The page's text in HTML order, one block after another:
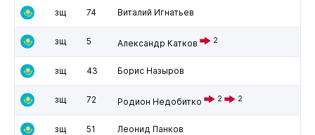
зщ 74 Виталий Игнатьев
зщ 5 Александр Катков 2
зщ 43 Борис Назыров
зщ 72 Родион Недобитко 2 2
зщ 51 Леонид Панков